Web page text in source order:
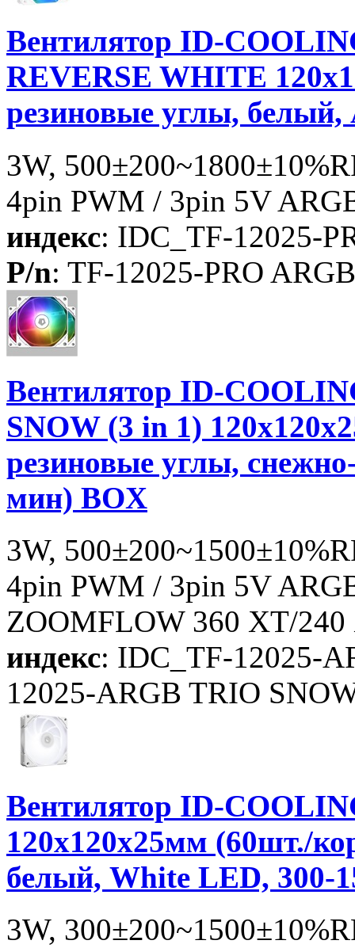
Вентилятор ID-
REVERSE WHITE
резиновые углы,
3W,
4pin PWM / 3pin 5V
индекс: IDC_TF-12025-
P/n: TF-12025-PRO
Вентилятор ID-
SNOW (3 in 1)
резиновые углы,
мин) BOX
3W,
4pin PWM / 3pin 5V
ZOOMFLOW 360 XT/240
индекс: IDC_TF-12025-
12025-ARGB TRIO
Вентилятор ID-
120x120x25мм (60шт./
белый, White LED, 300-
3W,